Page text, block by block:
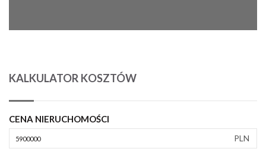
KALKULATOR KOSZTÓW
CENA NIERUCHOMOŚCI
PLN